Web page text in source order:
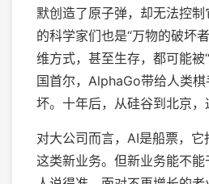
默创造了原子弹，却无法控
的科学家们也是“万物的破坏
维方式，甚至生存，都可能被
国首尔，AlphaGo带给人类
坏。十年后，从硅谷到北京，
对大公司而言，AI是船票，
这类新业务。但新业务能不